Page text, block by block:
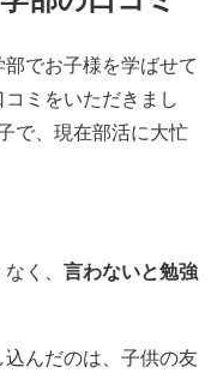
でお子様を学ばせて
ミをいただきまし
で、現在部活に大忙
く、 言わないと勉強
んだのは、子供の友